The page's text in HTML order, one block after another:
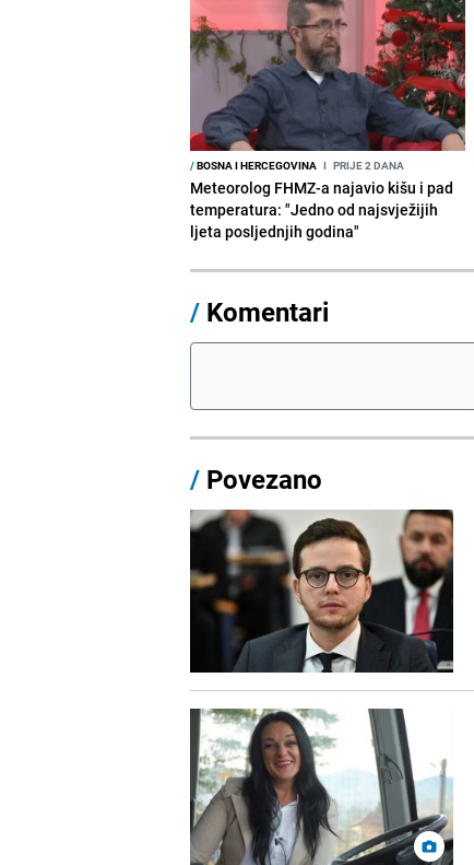
/BOSNA I HERCEGOVINA I PRIJE 2 DANA
Meteorolog FHMZ-a najavio kišu i pad
temperatura: "Jedno od najsvježijih
ljeta posljednjih godina"
/ Komentari
/ Povezano